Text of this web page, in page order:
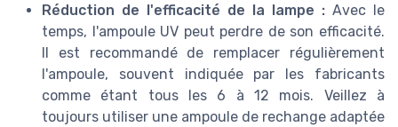
Réduction de l'efficacité de la lampe : Avec le
temps, l'ampoule UV peut perdre de son efficacité.
Il est recommandé de remplacer régulièrement
l'ampoule, souvent indiquée par les fabricants
comme étant tous les 6 à 12 mois. Veillez à
toujours utiliser une ampoule de rechange adaptée